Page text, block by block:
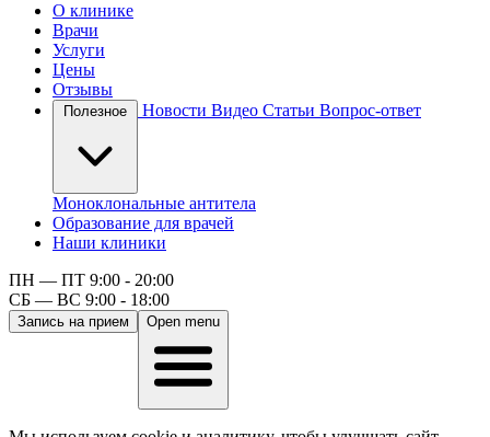
О клинике
Врачи
Услуги
Цены
Отзывы
Новости Видео Статьи Вопрос-ответ
Моноклональные антитела
Образование для врачей
Наши клиники
ПН — ПТ 9:00 - 20:00
СБ — ВС 9:00 - 18:00
Запись на прием Open menu